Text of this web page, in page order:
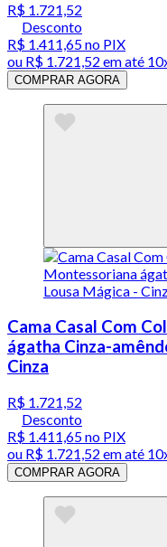
R$ 1.721,52
Desconto
R$ 1.411,65no PIX
ou R$ 1.721,52 em até
COMPRAR AGORA
Cama Casal Com
ágatha Cinza-
Cinza
R$ 1.721,52
Desconto
R$ 1.411,65no PIX
ou R$ 1.721,52 em até
COMPRAR AGORA